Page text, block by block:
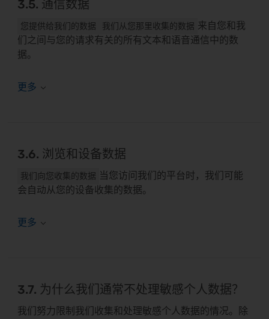
3.5. 通信数据
您提供给我们的数据 我们从您那里收集的数据 来自您和我
们之间与您的请求有关的所有文本和语音通信中的数
据。
3.6. 浏览和设备数据
我们向您收集的数据 当您访问我们的平台时，我们可能
会自动从您的设备收集的数据。
3.7. 为什么我们通常不处理敏感个人数据？
我们努力限制我们收集和处理敏感个人数据的情况。除